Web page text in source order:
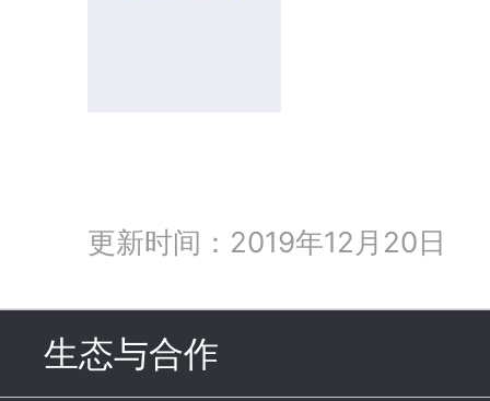
更新时间：2019年12月20日
生态与合作